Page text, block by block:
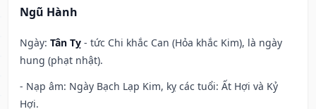
Ngũ Hành
Ngày: Tân Tỵ - tức Chi khắc Can (Hỏa khắc Kim), là ngày
hung (phạt nhật).
- Nạp âm: Ngày Bạch Lạp Kim, kỵ các tuổi: Ất Hợi và Kỷ
Hợi.